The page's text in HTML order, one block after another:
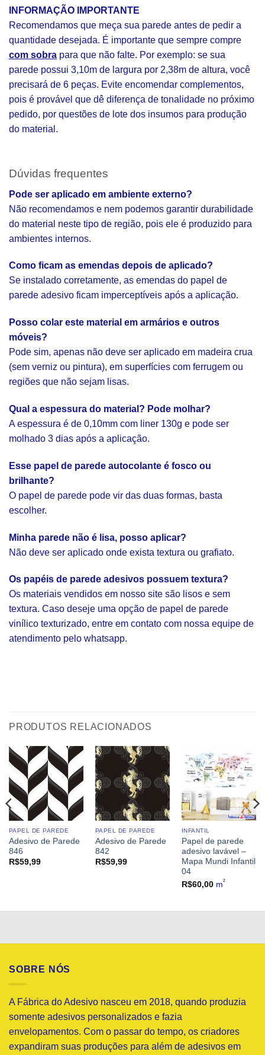
INFORMAÇÃO IMPORTANTE
Recomendamos que meça sua parede antes de pedir a
quantidade desejada. É importante que sempre compre
com sobra para que não falte. Por exemplo: se sua
parede possui 3,10m de largura por 2,38m de altura, você
precisará de 6 peças. Evite encomendar complementos,
pois é provável que dê diferença de tonalidade no próximo
pedido, por questões de lote dos insumos para produção
do material.
Dúvidas frequentes
Pode ser aplicado em ambiente externo?
Não recomendamos e nem podemos garantir durabilidade
do material neste tipo de região, pois ele é produzido para
ambientes internos.
Como ficam as emendas depois de aplicado?
Se instalado corretamente, as emendas do papel de
parede adesivo ficam imperceptíveis após a aplicação.
Posso colar este material em armários e outros
móveis?
Pode sim, apenas não deve ser aplicado em madeira crua
(sem verniz ou pintura), em superfícies com ferrugem ou
regiões que não sejam lisas.
Qual a espessura do material? Pode molhar?
A espessura é de 0,10mm com liner 130g e pode ser
molhado 3 dias após a aplicação.
Esse papel de parede autocolante é fosco ou
brilhante?
O papel de parede pode vir das duas formas, basta
escolher.
Minha parede não é lisa, posso aplicar?
Não deve ser aplicado onde exista textura ou grafiato.
Os papéis de parede adesivos possuem textura?
Os materiais vendidos em nosso site são lisos e sem
textura. Caso deseje uma opção de papel de parede
vinílico texturizado, entre em contato com nossa equipe de
atendimento pelo whatsapp.
PRODUTOS RELACIONADOS
PAPEL DE PAREDE
Adesivo de Parede
846
R$59,99
PAPEL DE PAREDE
Adesivo de Parede
842
R$59,99
INFANTIL
Papel de parede
adesivo lavável –
Mapa Mundi Infantil
04
R$60,00m²
SOBRE NÓS
A Fábrica do Adesivo nasceu em 2018, quando produzia
somente adesivos personalizados e fazia
envelopamentos. Com o passar do tempo, os criadores
expandiram suas produções para além de adesivos em